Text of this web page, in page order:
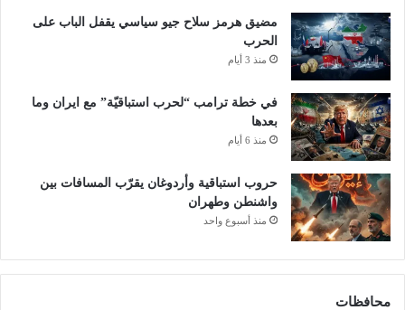
مضيق هرمز سلاح جيو سياسي يقفل الباب على
الحرب
منذ 3 أيام
في خطة ترامب “لحرب استباقيّة” مع ايران وما
بعدها
منذ 6 أيام
حروب استباقية وأردوغان يقرّب المسافات بين
واشنطن وطهران
منذ أسبوع واحد
محافظات